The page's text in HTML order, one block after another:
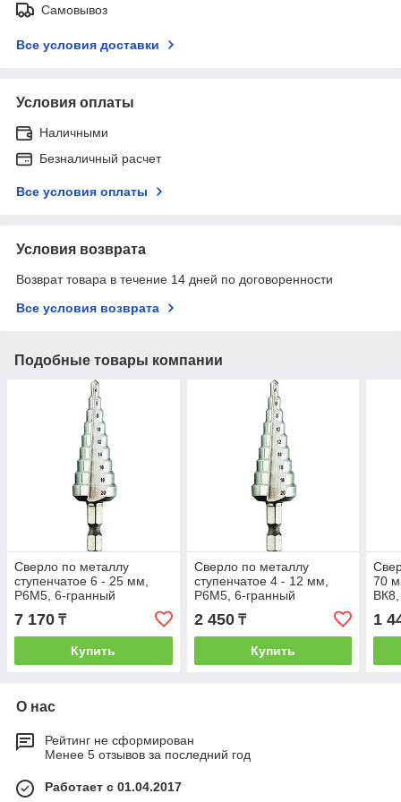
Самовывоз
Все условия доставки
Условия оплаты
Наличными
Безналичный расчет
Все условия оплаты
Условия возврата
Возврат товара в течение 14 дней по договоренности
Все условия возврата
Подобные товары компании
Сверло по металлу
ступенчатое 6 - 25 мм,
P6M5, 6-гранный
хвостовик, 35-5-025
7 170 ₸
Купить
Сверло по металлу
ступенчатое 4 - 12 мм,
P6M5, 6-гранный
хвостовик, 35-5-041
2 450₸
Купить
70
ВК8,
1
О нас
Рейтинг не сформирован
Менее 5 отзывов за последний год
Работает с 01.04.2017